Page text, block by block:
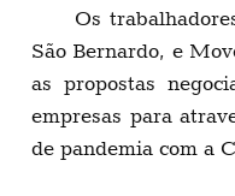
Os
São Bernardo, e
as propostas
empresas para
de pandemia com a